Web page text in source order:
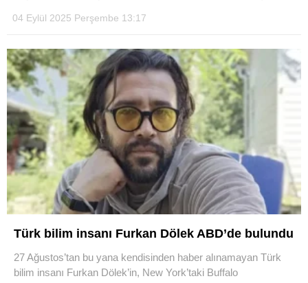
04 Eylül 2025 Perşembe 13:17
Türk bilim insanı Furkan Dölek ABD’de bulundu
27 Ağustos’tan bu yana kendisinden haber alınamayan Türk
bilim insanı Furkan Dölek’in, New York’taki Buffalo